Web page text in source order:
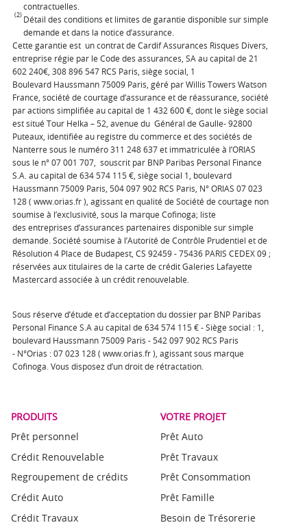
contractuelles.
(2) Détail des conditions et limites de garantie disponible sur simple
demande et dans la notice d’assurance.
Cette garantie est un contrat de Cardif Assurances Risques Divers,
entreprise régie par le Code des assurances, SA au capital de 21
602 240€, 308 896 547 RCS Paris, siège social, 1
Boulevard Haussmann 75009 Paris, géré par Willis Towers Watson
France, société de courtage d’assurance et de réassurance, société
par actions simplifiée au capital de 1 432 600 €, dont le siège social
est situé Tour Helka – 52, avenue du Général de Gaulle- 92800
Puteaux, identifiée au registre du commerce et des sociétés de
Nanterre sous le numéro 311 248 637 et immatriculée à l’ORIAS
sous le n° 07 001 707, souscrit par BNP Paribas Personal Finance
S.A. au capital de 634 574 115 €, siège social 1, boulevard
Haussmann 75009 Paris, 504 097 902 RCS Paris, N° ORIAS 07 023
128 ( www.orias.fr ), agissant en qualité de Société de courtage non
soumise à l’exclusivité, sous la marque Cofinoga; liste
des entreprises d’assurances partenaires disponible sur simple
demande. Société soumise à l’Autorité de Contrôle Prudentiel et de
Résolution 4 Place de Budapest, CS 92459 - 75436 PARIS CEDEX 09 ;
réservées aux titulaires de la carte de crédit Galeries Lafayette
Mastercard associée à un crédit renouvelable.
Sous réserve d’étude et d’acceptation du dossier par BNP Paribas
Personal Finance S.A au capital de 634 574 115 € - Siège social : 1,
boulevard Haussmann 75009 Paris - 542 097 902 RCS Paris
- N°Orias : 07 023 128 ( www.orias.fr ), agissant sous marque
Cofinoga. Vous disposez d’un droit de rétractation.
PRODUITS
Prêt personnel
Crédit Renouvelable
Regroupement de crédits
Crédit Auto
Crédit Travaux
VOTRE PROJET
Prêt Auto
Prêt Travaux
Prêt Consommation
Prêt Famille
Besoin de Trésorerie